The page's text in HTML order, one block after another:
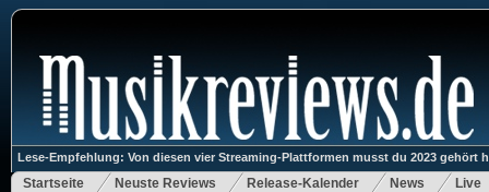
Lese-Empfehlung: Von diesen vier Streaming-Plattformen musst du 2023 gehört
Startseite Neuste Reviews Release-Kalender News Live